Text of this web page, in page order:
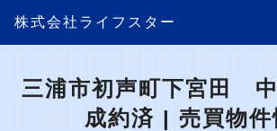
株式会社ライフスター
三浦市初声町下宮田
成約済 | 売買物件